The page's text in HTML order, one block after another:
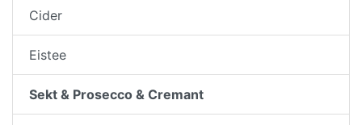
Cider
Eistee
Sekt & Prosecco & Cremant